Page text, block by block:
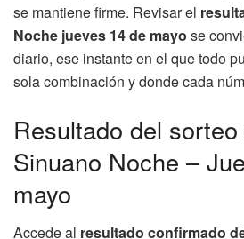
se mantiene firme. Revisar el
Noche jueves 14 de mayo se
diario, ese instante en el que todo
sola combinación y donde cada
Resultado del
Sinuano Noche –
mayo
Accede al resultado confirmado